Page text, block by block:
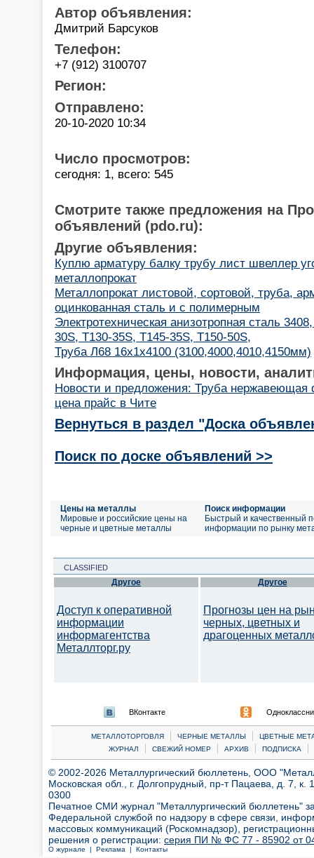
Автор объявления:
Дмитрий Барсуков
Телефон:
+7 (912) 3100707
Регион:
Отправлено:
20-10-2020 10:34
Число просмотров:
сегодня: 1, всего: 545
Смотрите также предложения на
объявлений (pdo.ru):
Другие объявления:
Куплю арматуру балку трубу лист швеллер
металлопрокат
Металлопрокат листовой, сортовой, труба,
оцинкованная сталь и с полимерным
Электротехническая анизотропная сталь
30S, T130-35S, T145-35S, T150-50S,
Труба Л68 16х1х4100 (3100,4000,4010,4150мм)
Информация, цены, новости,
Новости и предложения: Труба нержавеющая
цена прайс в Чите
Вернуться в раздел "Доска
Поиск по доске объявлений >>
Цены на металлы
Мировые и российские цены на
черные и цветные металлы
Поиск информации
Быстрый и качественный
информации по рынку
CLASSIFIED
Другое
Доступ к оперативной
информации
информагентства
Металлторг.ру
Другое
Прогнозы цен на
черных, цветных и
драгоценных
ВКонтакте
МЕТАЛЛОТОРГОВЛЯ | ЧЕРНЫЕ МЕТАЛЛЫ |
ЦВЕТНЫЕ
ЖУРНАЛ
| СВЕЖИЙ НОМЕР | АРХИВ | ПОДПИСКА |
© 2002-2026 Металлургический бюллетень, ООО
Московская обл., г. Долгопрудный, пр-т Пацаева, д. 7,
0300
Печатное СМИ журнал "Металлургический бюллетень"
Федеральной службой по надзору в сфере связи,
массовых коммуникаций (Роскомнадзор),
решения о регистрации: серия ПИ № ФС 77 - 85902 от 04
О журнале | Реклама | Контакты